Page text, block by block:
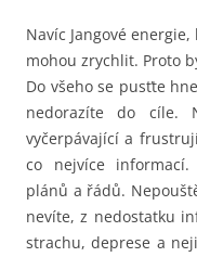
Navíc Jangové
mohou zrychlit. Proto
Do všeho se pusťte
nedorazíte do cíle.
vyčerpávající a
co nejvíce
plánů a řádů.
nevíte, z nedostatku
strachu, deprese a